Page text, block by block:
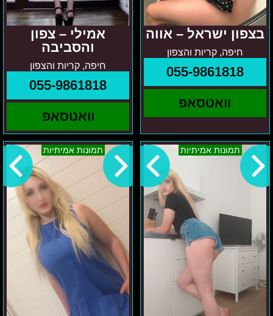
בצפון ישראל – אווה
חיפה, קריות והצפון
055-9861818
וואטסאפ
אמילי – צפון
והסביבה
חיפה, קריות והצפון
055-9861818
וואטסאפ
תמונות אמיתיות
אזור
הצפון
תמונות אמיתיות
רנה-
אזור
הצפון